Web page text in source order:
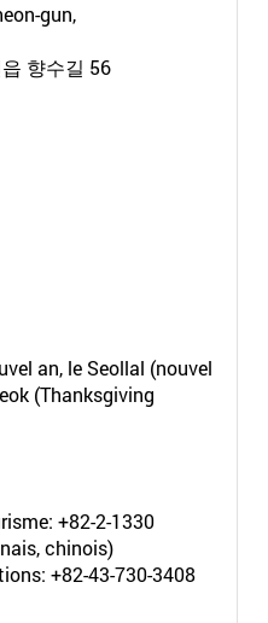
gun,
향수길 56
an, le Seollal (nouvel
(Thanksgiving
+82-2-1330
chinois)
+82-43-730-3408